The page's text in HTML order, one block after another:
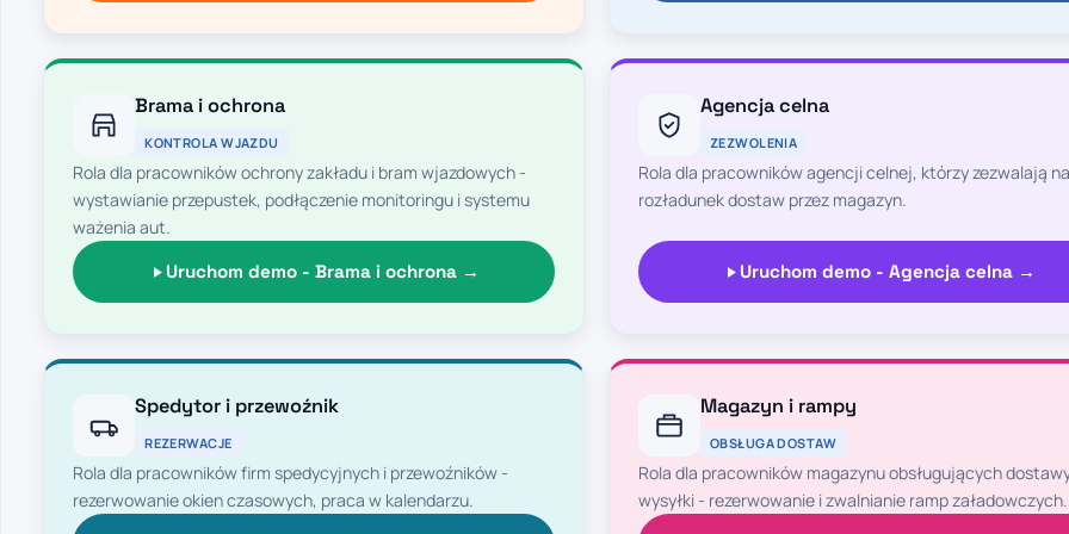
Brama i ochrona
KONTROLA WJAZDU
Rola dla pracowników ochrony zakładu i bram wjazdowych -
wystawianie przepustek, podłączenie monitoringu i systemu
ważenia aut.
Uruchom demo - Brama i ochrona →
Agencja celna
ZEZWOLENIA
Rola dla pracowników agencji celnej, którzy zezwalają na
rozładunek dostaw przez magazyn.
Uruchom demo - Agencja celna →
Spedytor i przewoźnik
REZERWACJE
Rola dla pracowników firm spedycyjnych i przewoźników -
rezerwowanie okien czasowych, praca w kalendarzu.
Magazyn i rampy
OBSŁUGA DOSTAW
Rola dla pracowników magazynu obsługujących
wysyłki - rezerwowanie i zwalnianie ramp załadowczych.